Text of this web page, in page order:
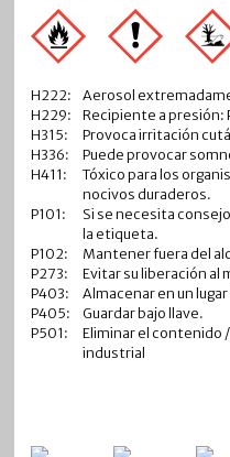
H222:
Aerosol
H229:
Recipiente a presión:
H315:
Provoca irritación
H336:
Puede provocar
H411:
Tóxico para los
nocivos duraderos.
P101:
Si se necesita
la etiqueta.
P102:
Mantener fuera del
P273:
Evitar su liberación al
P403:
Almacenar en un
P405:
Guardar bajo llave.
P501:
Eliminar el contenido
industrial